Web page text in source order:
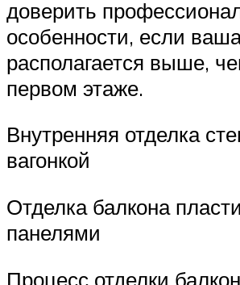
доверить
особенности, если
располагается выше,
первом этаже.
Внутренняя отделка
вагонкой
Отделка балкона
панелями
Процесс отделки